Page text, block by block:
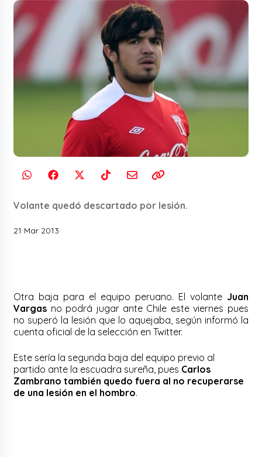
Volante quedó descartado por lesión.
21 Mar 2013
Otra baja para el equipo peruano. El volanteJuan
Vargas no podrá jugar ante Chile este viernes pues
no superó la lesión que lo aquejaba, según informó la
cuenta oficial de la selección en Twitter.
Este sería la segunda baja del equipo previo al
partido ante la escuadra sureña, pues Carlos
Zambrano también quedo fuera al no recuperarse
de una lesión en el hombro.